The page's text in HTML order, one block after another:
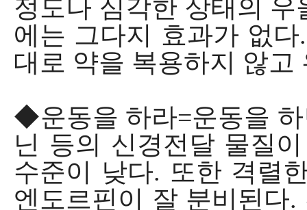
정도나 심각한 상태의
에는 그다지 효과가 없
대로 약을 복용하지 않
◆운동을 하라=운동을
닌 등의 신경전달 물질
수준이 낮다. 또한 격렬
엔도르핀이 잘 분비된다.